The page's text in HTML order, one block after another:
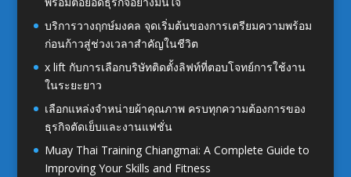
บริการวางฤกษ์มงคล จุดเริ่มต้นของการเตรียมความพร้อม
ก่อนก้าวสู่ช่วงเวลาสำคัญในชีวิต
x lift กับการเลือกบริษัทติดตั้งลิฟท์ที่ตอบโจทย์การใช้งาน
ในระยะยาว
เลือกแหล่งจำหน่ายผ้าคุณภาพ ครบทุกความต้องการของ
ธุรกิจตัดเย็บและงานแฟชั่น
Muay Thai Training Chiangmai: A Complete Guide to
Improving Your Skills and Fitness